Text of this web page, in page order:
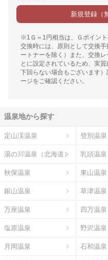
新規登録（
※1Ｇ＝1円相当は、Ｇポイン
交換時には、原則として交換
ートナーを除く）また、交換
とに設定されているため、実
下回らない場合もございます
ージをご確認ください。
温泉地から探す
定山渓温泉 登別温泉
湯の川温泉（北海道） 乳頭温泉
秋保温泉 東山温泉
銀山温泉 草津温泉
万座温泉 四万温泉
塩原温泉 野沢温泉
月岡温泉 石和温泉